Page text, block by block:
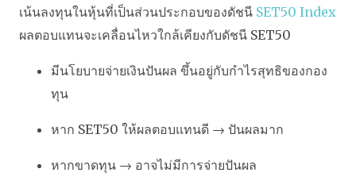
เน้นลงทุนในหุ้นที่เป็นส่วนประกอบของดัชนี SET50 Index
ผลตอบแทนจะเคลื่อนไหวใกล้เคียงกับดัชนี SET50
มีนโยบายจ่ายเงินปันผล ขึ้นอยู่กับกำไรสุทธิของกอง
ทุน
หาก SET50 ให้ผลตอบแทนดี → ปันผลมาก
หากขาดทุน → อาจไม่มีการจ่ายปันผล